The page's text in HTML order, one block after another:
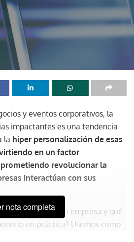
y eventos corporativos, la
impactantes es una tendencia
la hiper personalización de esas
en un factor
revolucionar la
interactúan con sus
beneficiar a tu empresa y qué
en práctica? Usemos como
nota completa